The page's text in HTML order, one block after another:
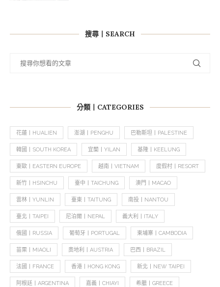
搜尋丨SEARCH
分類丨CATEGORIES
花蓮丨HUALIEN 澎湖丨PENGHU 巴勒斯坦丨PALESTINE
韓國丨SOUTH KOREA 宜蘭丨YILAN 基隆丨KEELUNG
東歐丨EASTERN EUROPE 越南丨VIETNAM 度假村丨RESORT
新竹丨HSINCHU 臺中丨TAICHUNG 澳門丨MACAO
雲林丨YUNLIN 臺東丨TAITUNG 南投丨NANTOU
臺北丨TAIPEI 尼泊爾丨NEPAL 義大利丨ITALY
俄國丨RUSSIA 葡萄牙丨PORTUGAL 柬埔寨丨CAMBODIA
苗栗丨MIAOLI 奧地利丨AUSTRIA 巴西丨BRAZIL
法國丨FRANCE 香港丨HONG KONG 新北丨NEW TAIPEI
阿根廷丨ARGENTINA 嘉義丨CHIAYI 希臘丨GREECE